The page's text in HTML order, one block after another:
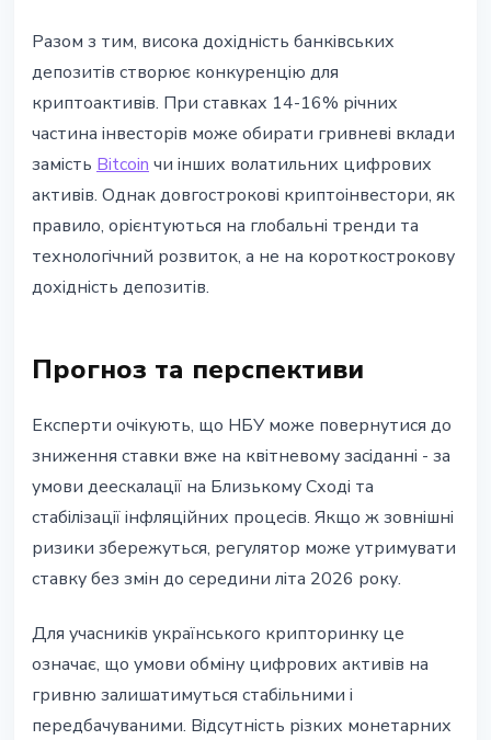
Разом з тим, висока дохідність банківських
депозитів створює конкуренцію для
криптоактивів. При ставках 14-16% річних
частина інвесторів може обирати гривневі вклади
замість Bitcoinчи інших волатильних цифрових
активів. Однак довгострокові криптоінвестори, як
правило, орієнтуються на глобальні тренди та
технологічний розвиток, а не на короткострокову
дохідність депозитів.
Прогноз та перспективи
Експерти очікують, що НБУ може повернутися до
зниження ставки вже на квітневому засіданні - за
умови деескалації на Близькому Сході та
стабілізації інфляційних процесів. Якщо ж зовнішні
ризики збережуться, регулятор може утримувати
ставку без змін до середини літа 2026 року.
Для учасників українського крипторинку це
означає, що умови обміну цифрових активів на
гривню залишатимуться стабільними і
передбачуваними. Відсутність різких монетарних